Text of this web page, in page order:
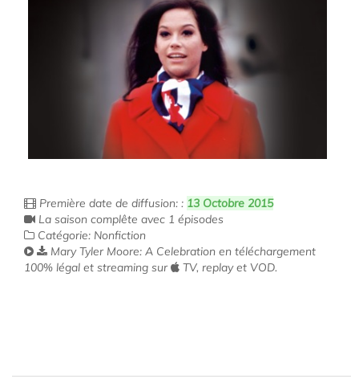
Première date de diffusion: : 13 Octobre 2015
La saison complête avec 1 épisodes
Catégorie: Nonfiction
Mary Tyler Moore: A Celebration en téléchargement
100% légal et streaming sur
TV, replay et VOD.